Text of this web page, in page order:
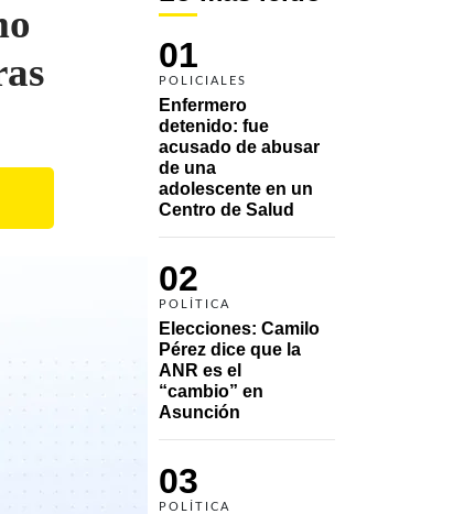
01
POLICIALES
Enfermero
detenido: fue
acusado de abusar
de una
adolescente en un
Centro de Salud
02
POLÍTICA
Elecciones: Camilo
Pérez dice que la
ANR es el
“cambio” en
Asunción
03
POLÍTICA